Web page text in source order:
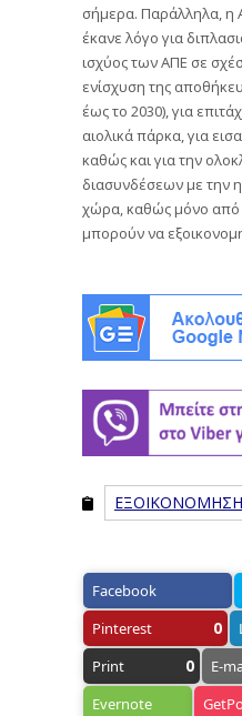
σήμερα. Παράλληλα, η
έκανε λόγο για
ισχύος των ΑΠΕ σε
ενίσχυση της
έως το 2030), για
αιολικά πάρκα, για
καθώς και για την
διασυνδέσεων με την
χώρα, καθώς μόνο από
μπορούν να
ΕΞΟΙΚΟΝΟΜΗΣΗ
Facebook
Pinterest
0
Print 0 E-
Evernote